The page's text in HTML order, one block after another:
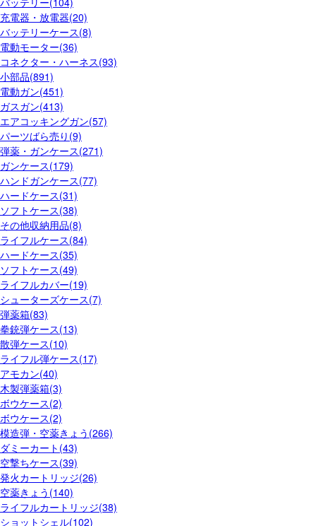
充電器・放電器(20)
バッテリーケース(8)
電動モーター(36)
コネクター・ハーネス(93)
小部品(891)
電動ガン(451)
ガスガン(413)
エアコッキングガン(57)
パーツばら売り(9)
弾薬・ガンケース(271)
ガンケース(179)
ハンドガンケース(77)
ハードケース(31)
ソフトケース(38)
その他収納用品(8)
ライフルケース(84)
ハードケース(35)
ソフトケース(49)
ライフルカバー(19)
シューターズケース(7)
弾薬箱(83)
拳銃弾ケース(13)
散弾ケース(10)
ライフル弾ケース(17)
アモカン(40)
木製弾薬箱(3)
ボウケース(2)
ボウケース(2)
模造弾・空薬きょう(266)
ダミーカート(43)
空撃ちケース(39)
発火カートリッジ(26)
空薬きょう(140)
ライフルカートリッジ(38)
ショットシェル(102)